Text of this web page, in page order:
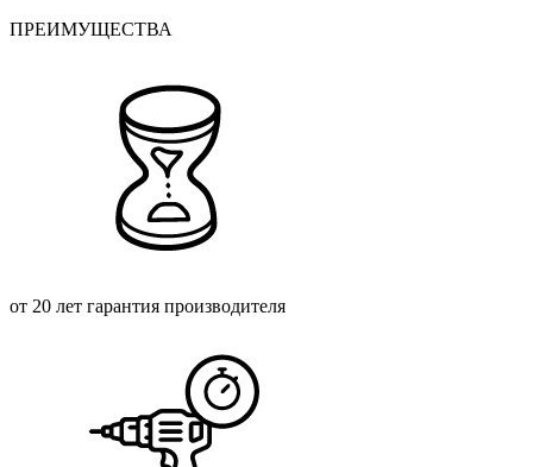
ПРЕИМУЩЕСТВА
от 20 лет гарантия производителя